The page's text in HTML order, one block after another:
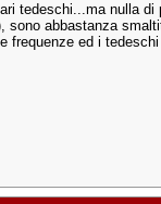
tedeschi...ma nulla di
sono abbastanza
frequenze ed i